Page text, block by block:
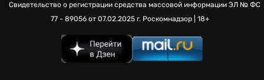
Свидетельство о регистрации средства массовой информации ЭЛ № ФС
77 - 89056 от 07.02.2025 г. Роскомнадзор | 18+